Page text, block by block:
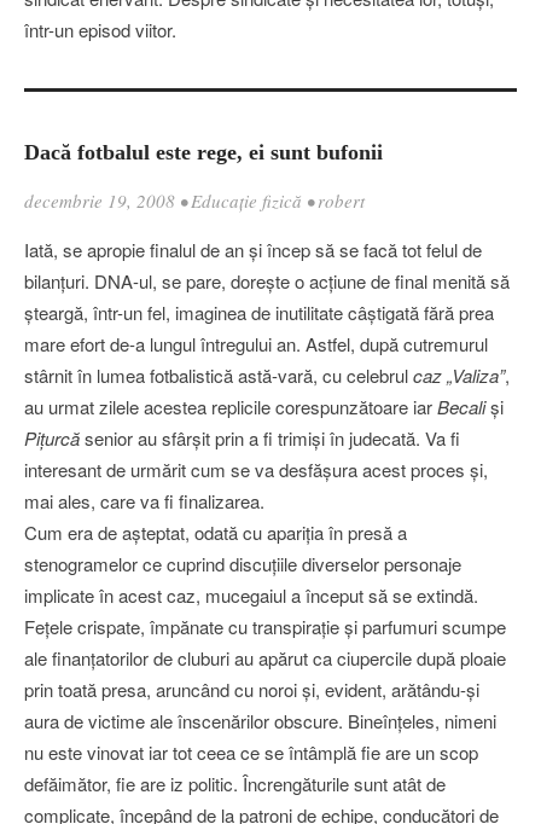
într-un episod viitor.
Dacă fotbalul este rege, ei sunt bufonii
decembrie 19, 2008 •Educaţie fizică •robert
Iată, se apropie finalul de an şi încep să se facă tot felul de
bilanţuri. DNA-ul, se pare, doreşte o acţiune de final menită să
şteargă, într-un fel, imaginea de inutilitate câştigată fără prea
mare efort de-a lungul întregului an. Astfel, după cutremurul
stârnit în lumea fotbalistică astă-vară, cu celebrulcaz „Valiza”,
au urmat zilele acestea replicile corespunzătoare iarBecalişi
Piţurcăsenior au sfârşit prin a fi trimişi în judecată. Va fi
interesant de urmărit cum se va desfăşura acest proces şi,
mai ales, care va fi finalizarea.
Cum era de aşteptat, odată cu apariţia în presă a
stenogramelor ce cuprind discuţiile diverselor personaje
implicate în acest caz, mucegaiul a început să se extindă.
Feţele crispate, împănate cu transpiraţie şi parfumuri scumpe
ale finanţatorilor de cluburi au apărut ca ciupercile după ploaie
prin toată presa, aruncând cu noroi şi, evident, arătându-şi
aura de victime ale înscenărilor obscure. Bineînţeles, nimeni
nu este vinovat iar tot ceea ce se întâmplă fie are un scop
defăimător, fie are iz politic. Încrengăturile sunt atât de
complicate, începând de la patroni de echipe, conducători de